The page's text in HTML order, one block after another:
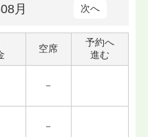
月 次へ
空席
予約へ
進む
－
－